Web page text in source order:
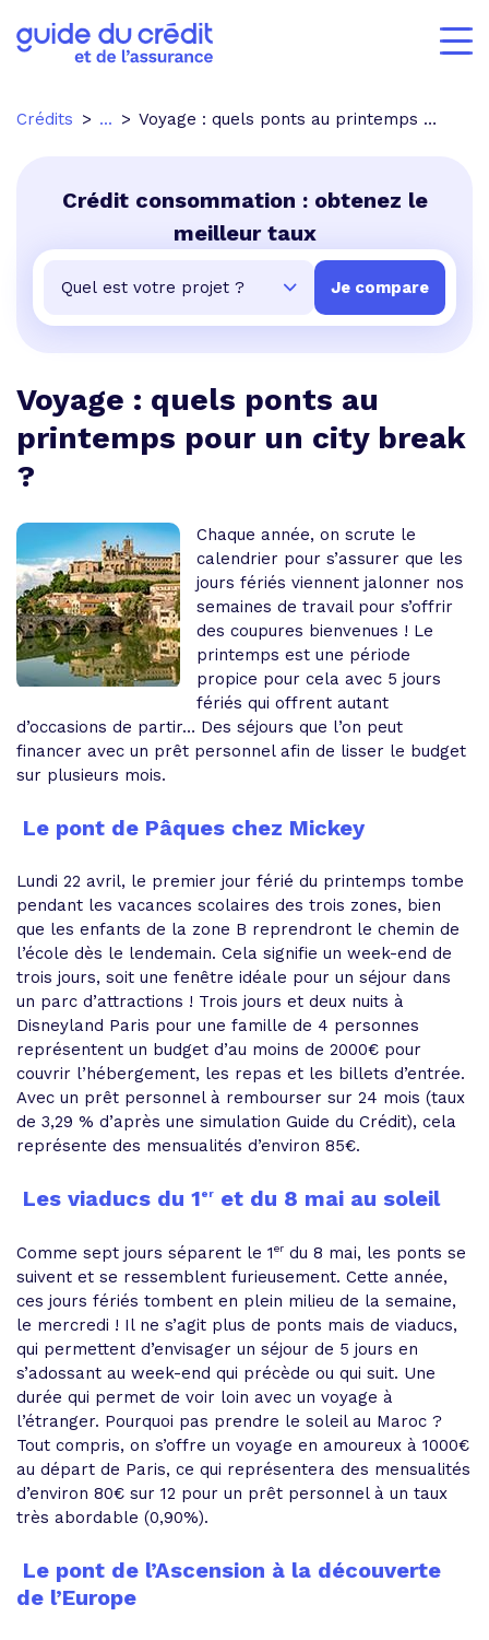
Crédits ... Voyage : quels ponts au printemps pour un city break ?
Crédit consommation : obtenez le
meilleur taux
Voyage : quels ponts au
printemps pour un city break
?
Chaque année, on scrute le
calendrier pour s’assurer que les
jours fériés viennent jalonner nos
semaines de travail pour s’offrir
des coupures bienvenues ! Le
printemps est une période
propice pour cela avec 5 jours
fériés qui offrent autant
d’occasions de partir… Des séjours que l’on peut
financer avec un prêt personnel afin de lisser le budget
sur plusieurs mois.
Le pont de Pâques chez Mickey
Lundi 22 avril, le premier jour férié du printemps tombe
pendant les vacances scolaires des trois zones, bien
que les enfants de la zone B reprendront le chemin de
l’école dès le lendemain. Cela signifie un week-end de
trois jours, soit une fenêtre idéale pour un séjour dans
un parc d’attractions ! Trois jours et deux nuits à
Disneyland Paris pour une famille de 4 personnes
représentent un budget d’au moins de 2000€ pour
couvrir l’hébergement, les repas et les billets d’entrée.
Avec un prêt personnel à rembourser sur 24 mois (taux
de 3,29 % d’après une simulation Guide du Crédit), cela
représente des mensualités d’environ 85€.
Les viaducs du 1er et du 8 mai au soleil
Comme sept jours séparent le 1er du 8 mai, les ponts se
suivent et se ressemblent furieusement. Cette année,
ces jours fériés tombent en plein milieu de la semaine,
le mercredi ! Il ne s’agit plus de ponts mais de viaducs,
qui permettent d’envisager un séjour de 5 jours en
s’adossant au week-end qui précède ou qui suit. Une
durée qui permet de voir loin avec un voyage à
l’étranger. Pourquoi pas prendre le soleil au Maroc ?
Tout compris, on s’offre un voyage en amoureux à 1000€
au départ de Paris, ce qui représentera des mensualités
d’environ 80€ sur 12 pour un prêt personnel à un taux
très abordable (0,90%).
Le pont de l’Ascension à la découverte
de l’Europe